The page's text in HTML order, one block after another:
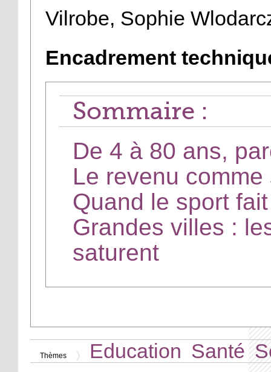
Vilrobe, Sophie
Encadrement
Sommaire :
De 4 à 80 ans,
Le revenu
Quand le sport
Grandes villes :
saturent
Thèmes Education Santé